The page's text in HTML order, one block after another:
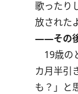
歌ったり
放された
――その後
19歳の
カ月半引
も？」と